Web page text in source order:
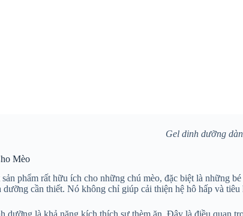
Gel dinh dưỡng
Mèo
phẩm rất hữu ích cho những chú mèo, đặc biệt là những
cần thiết. Nó không chỉ giúp cải thiện hệ hô hấp và